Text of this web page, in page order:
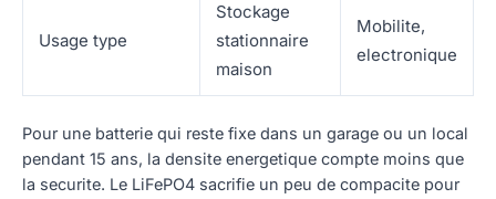
Usage type
Stockage
stationnaire
maison
Mobilite,
electronique
Pour une batterie qui reste fixe dans un garage ou un local
pendant 15 ans, la densite energetique compte moins que
la securite. Le LiFePO4 sacrifie un peu de compacite pour